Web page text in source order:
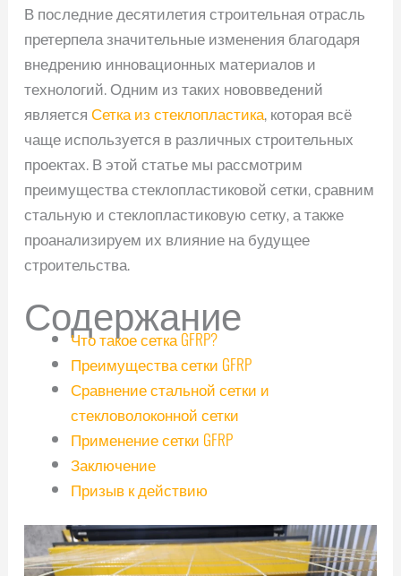
В последние десятилетия строительная отрасль
претерпела значительные изменения благодаря
внедрению инновационных материалов и
технологий. Одним из таких нововведений
являетсяСетка из стеклопластика, которая всё
чаще используется в различных строительных
проектах. В этой статье мы рассмотрим
преимущества стеклопластиковой сетки, сравним
стальную и стеклопластиковую сетку, а также
проанализируем их влияние на будущее
строительства.
Содержание
Что такое сетка GFRP?
Преимущества сетки GFRP
Сравнение стальной сетки и
стекловолоконной сетки
Применение сетки GFRP
Заключение
Призыв к действию